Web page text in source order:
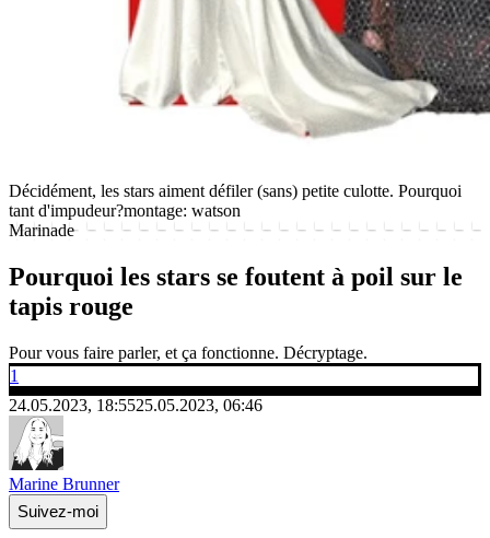
Décidément, les stars aiment défiler (sans) petite culotte. Pourquoi
tant d'impudeur?montage: watson
Marinade
Pourquoi les stars se foutent à poil sur le
tapis rouge
Pour vous faire parler, et ça fonctionne. Décryptage.
1
24.05.2023, 18:5525.05.2023, 06:46
Marine Brunner
Suivez-moi